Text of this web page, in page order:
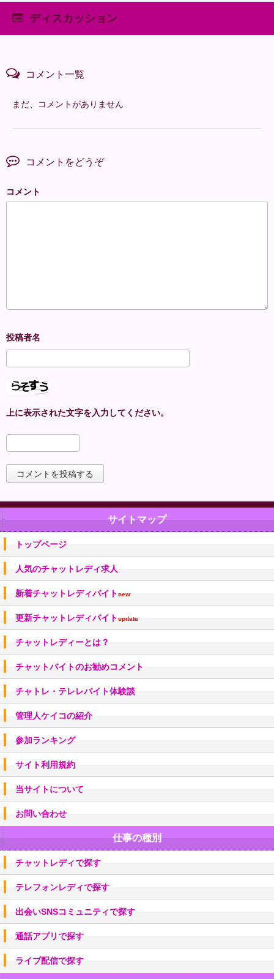
ディスカッション
コメント一覧
まだ、コメントがありません
コメントをどうぞ
コメント
上に表示された文字を入力してください。
サイトマップ
トップページ
人気のチャットレディ求人
新着チャットレディバイトnew
更新チャットレディバイトupdate
チャットレディーとは？
チャットバイトのお勧めコメント
チャトレ・テレレバイト体験談
管理人ケイコの紹介
参加ランキング
サイト利用規約
当サイトについて
お問い合わせ
仕事の種別
チャットレディで探す
テレフォンレディで探す
出会いSNSコミュニティで探す
通話アプリで探す
ライブ配信で探す